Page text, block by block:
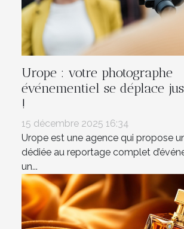
Urope : votre photographe
événementiel se déplace
!
15 décembre 2025 16:34
Urope est une agence qui propose
dédiée au reportage complet
un...